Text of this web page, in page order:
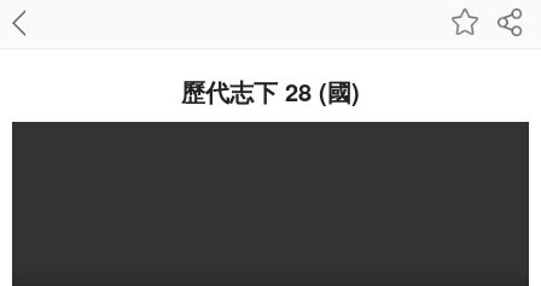
歷代志下 28 (國)